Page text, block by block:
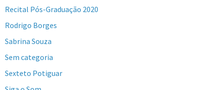
Recital Pós-Graduação 2020
Rodrigo Borges
Sabrina Souza
Sem categoria
Sexteto Potiguar